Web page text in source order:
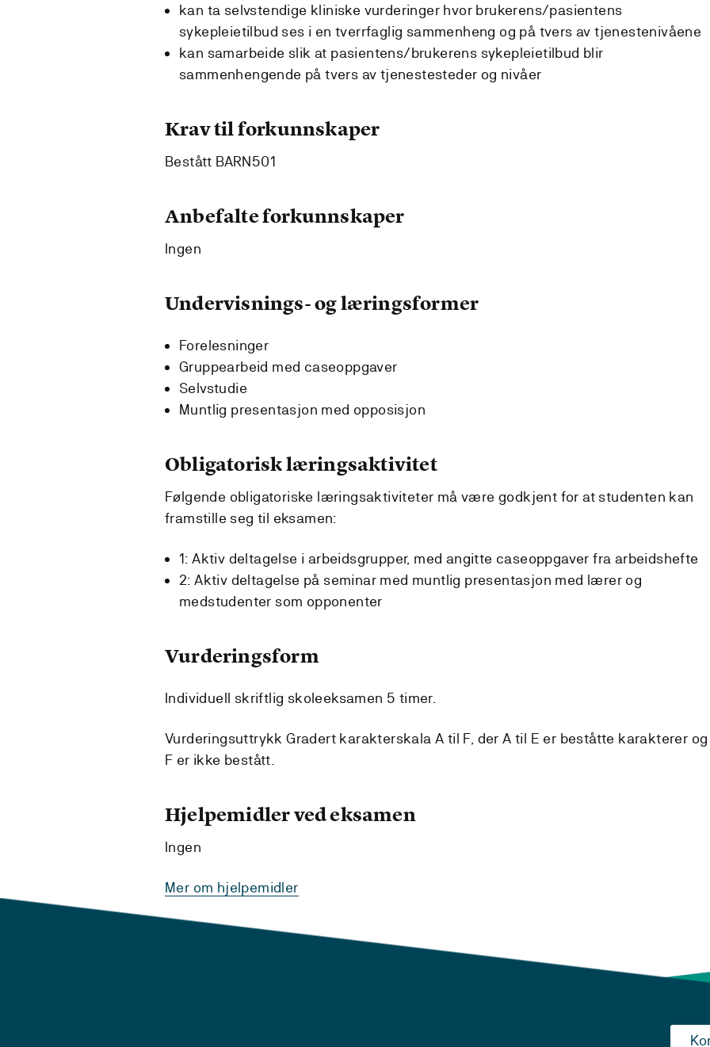
kan ta selvstendige kliniske vurderinger hvor brukerens/pasientens
sykepleietilbud ses i en tverrfaglig sammenheng og på tvers av tjenestenivåene
kan samarbeide slik at pasientens/brukerens sykepleietilbud blir
sammenhengende på tvers av tjenestesteder og nivåer
Krav til forkunnskaper
Bestått BARN501
Anbefalte forkunnskaper
Ingen
Undervisnings- og læringsformer
Forelesninger
Gruppearbeid med caseoppgaver
Selvstudie
Muntlig presentasjon med opposisjon
Obligatorisk læringsaktivitet
Følgende obligatoriske læringsaktiviteter må være godkjent for at studenten kan
framstille seg til eksamen:
1: Aktiv deltagelse i arbeidsgrupper, med angitte caseoppgaver fra arbeidshefte
2: Aktiv deltagelse på seminar med muntlig presentasjon med lærer og
medstudenter som opponenter
Vurderingsform
Individuell skriftlig skoleeksamen 5 timer.
Vurderingsuttrykk Gradert karakterskala A til F, der A til E er beståtte karakterer og
F er ikke bestått.
Hjelpemidler ved eksamen
Ingen
Mer om hjelpemidler